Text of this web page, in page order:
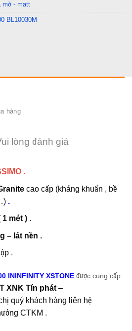
mờ - matt
BL10030M
hàng
lòng đánh giá
.
cao cấp (kháng khuẩn , bề
.
1 mét ) .
– lát nền .
.
ININFINITY XSTONE được cung cấp
XNK Tín phát –
quý khách hàng liên hệ
CTKM .